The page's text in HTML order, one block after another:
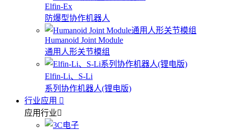
Elfin-Ex
防爆型协作机器人
Humanoid Joint Module
通用人形关节模组
Elfin-Li、S-Li
系列协作机器人(锂电版)
行业应用
应用行业